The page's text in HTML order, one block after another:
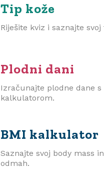
Tip kože
Riješite kviz i saznajte svoj
Plodni dani
Izračunajte plodne dane s
kalkulatorom.
BMI kalkulator
Saznajte svoj body mass
odmah.